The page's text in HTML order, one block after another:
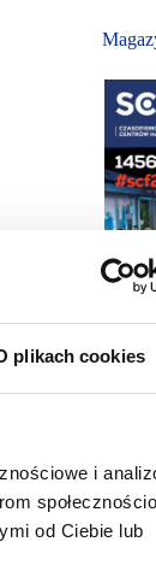
plikach cookies
i
od Ciebie lub
Bezpłatna